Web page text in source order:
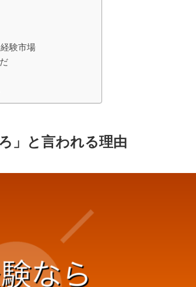
験市場
」と言われる理由